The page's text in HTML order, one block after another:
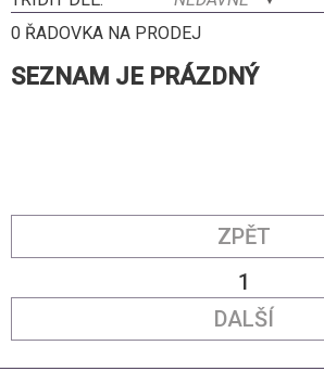
0 ŘADOVKA NA PRODEJ
SEZNAM JE PRÁZDNÝ
ZPĚT
1
DALŠÍ